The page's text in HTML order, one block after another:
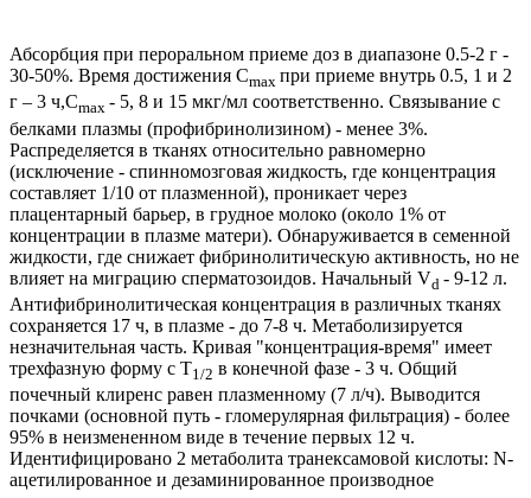
Абсорбция при пероральном приеме доз в диапазоне 0.5-2 г -
30-50%. Время достижения Cmax при приеме внутрь 0.5, 1 и 2
г – 3 ч,Cmax - 5, 8 и 15 мкг/мл соответственно. Связывание с
белками плазмы (профибринолизином) - менее 3%.
Распределяется в тканях относительно равномерно
(исключение - спинномозговая жидкость, где концентрация
составляет 1/10 от плазменной), проникает через
плацентарный барьер, в грудное молоко (около 1% от
концентрации в плазме матери). Обнаруживается в семенной
жидкости, где снижает фибринолитическую активность, но не
влияет на миграцию сперматозоидов. Начальный Vd - 9-12 л.
Антифибринолитическая концентрация в различных тканях
сохраняется 17 ч, в плазме - до 7-8 ч. Метаболизируется
незначительная часть. Кривая "концентрация-время" имеет
трехфазную форму с T1/2 в конечной фазе - 3 ч. Общий
почечный клиренс равен плазменному (7 л/ч). Выводится
почками (основной путь - гломерулярная фильтрация) - более
95% в неизмененном виде в течение первых 12 ч.
Идентифицировано 2 метаболита транексамовой кислоты: N-
ацетилированное и дезаминированное производное